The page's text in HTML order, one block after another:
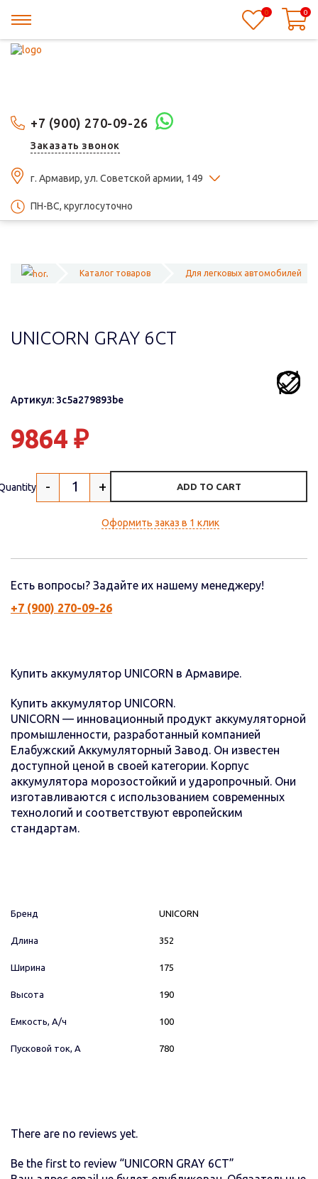
+7 (900) 270-09-26
Заказать звонок
г. Армавир, ул. Советской армии, 149
ПН-ВС, круглосуточно
0 0
Каталог товаров Для легковых автомобилей
UNICORN GRAY 6СТ
Артикул: 3c5a279893be
9864 ₽
- + ADD TO CART
Оформить заказ в 1 клик
Есть вопросы? Задайте их нашему менеджеру!
+7 (900) 270-09-26
Купить аккумулятор UNICORN в Армавире.
Купить аккумулятор UNICORN.
UNICORN — инновационный продукт аккумуляторной
промышленности, разработанный компанией
Елабужский Аккумуляторный Завод. Он известен
доступной ценой в своей категории. Корпус
аккумулятора морозостойкий и ударопрочный. Они
изготавливаются с использованием современных
технологий и соответствуют европейским
стандартам.
Бренд UNICORN
Длина 352
Ширина 175
Высота 190
Емкость, А/ч 100
Пусковой ток, А 780
There are no reviews yet.
Be the first to review “UNICORN GRAY 6СТ”